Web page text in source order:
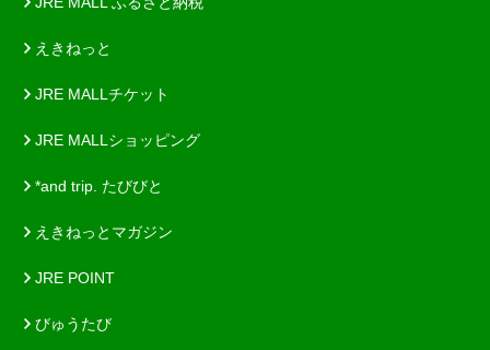
えきねっと
JRE MALLチケット
JRE MALLショッピング
*and trip. たびびと
えきねっとマガジン
JRE POINT
びゅうたび